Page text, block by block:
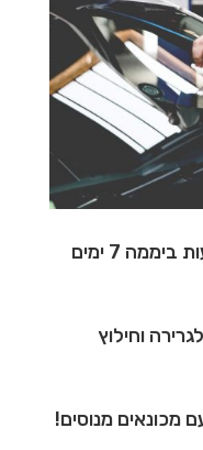
שירות גרר וחילוץ 24 שעות ביממה 7 ימים
וחילוץ